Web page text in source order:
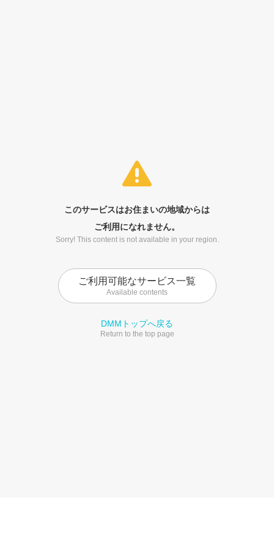
このサービスはお住まいの地域からは
ご利用になれません。
Sorry! This content is not available in your region.
ご利用可能なサービス一覧
Available contents
DMMトップへ戻る
Return to the top page